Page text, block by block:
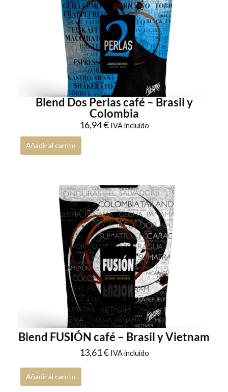
Blend Dos Perlas café – Brasil y
Colombia
16,94€ IVA incluido
Añadir al carrito
Blend FUSIÓN café – Brasil y Vietnam
13,61€ IVA incluido
Añadir al carrito